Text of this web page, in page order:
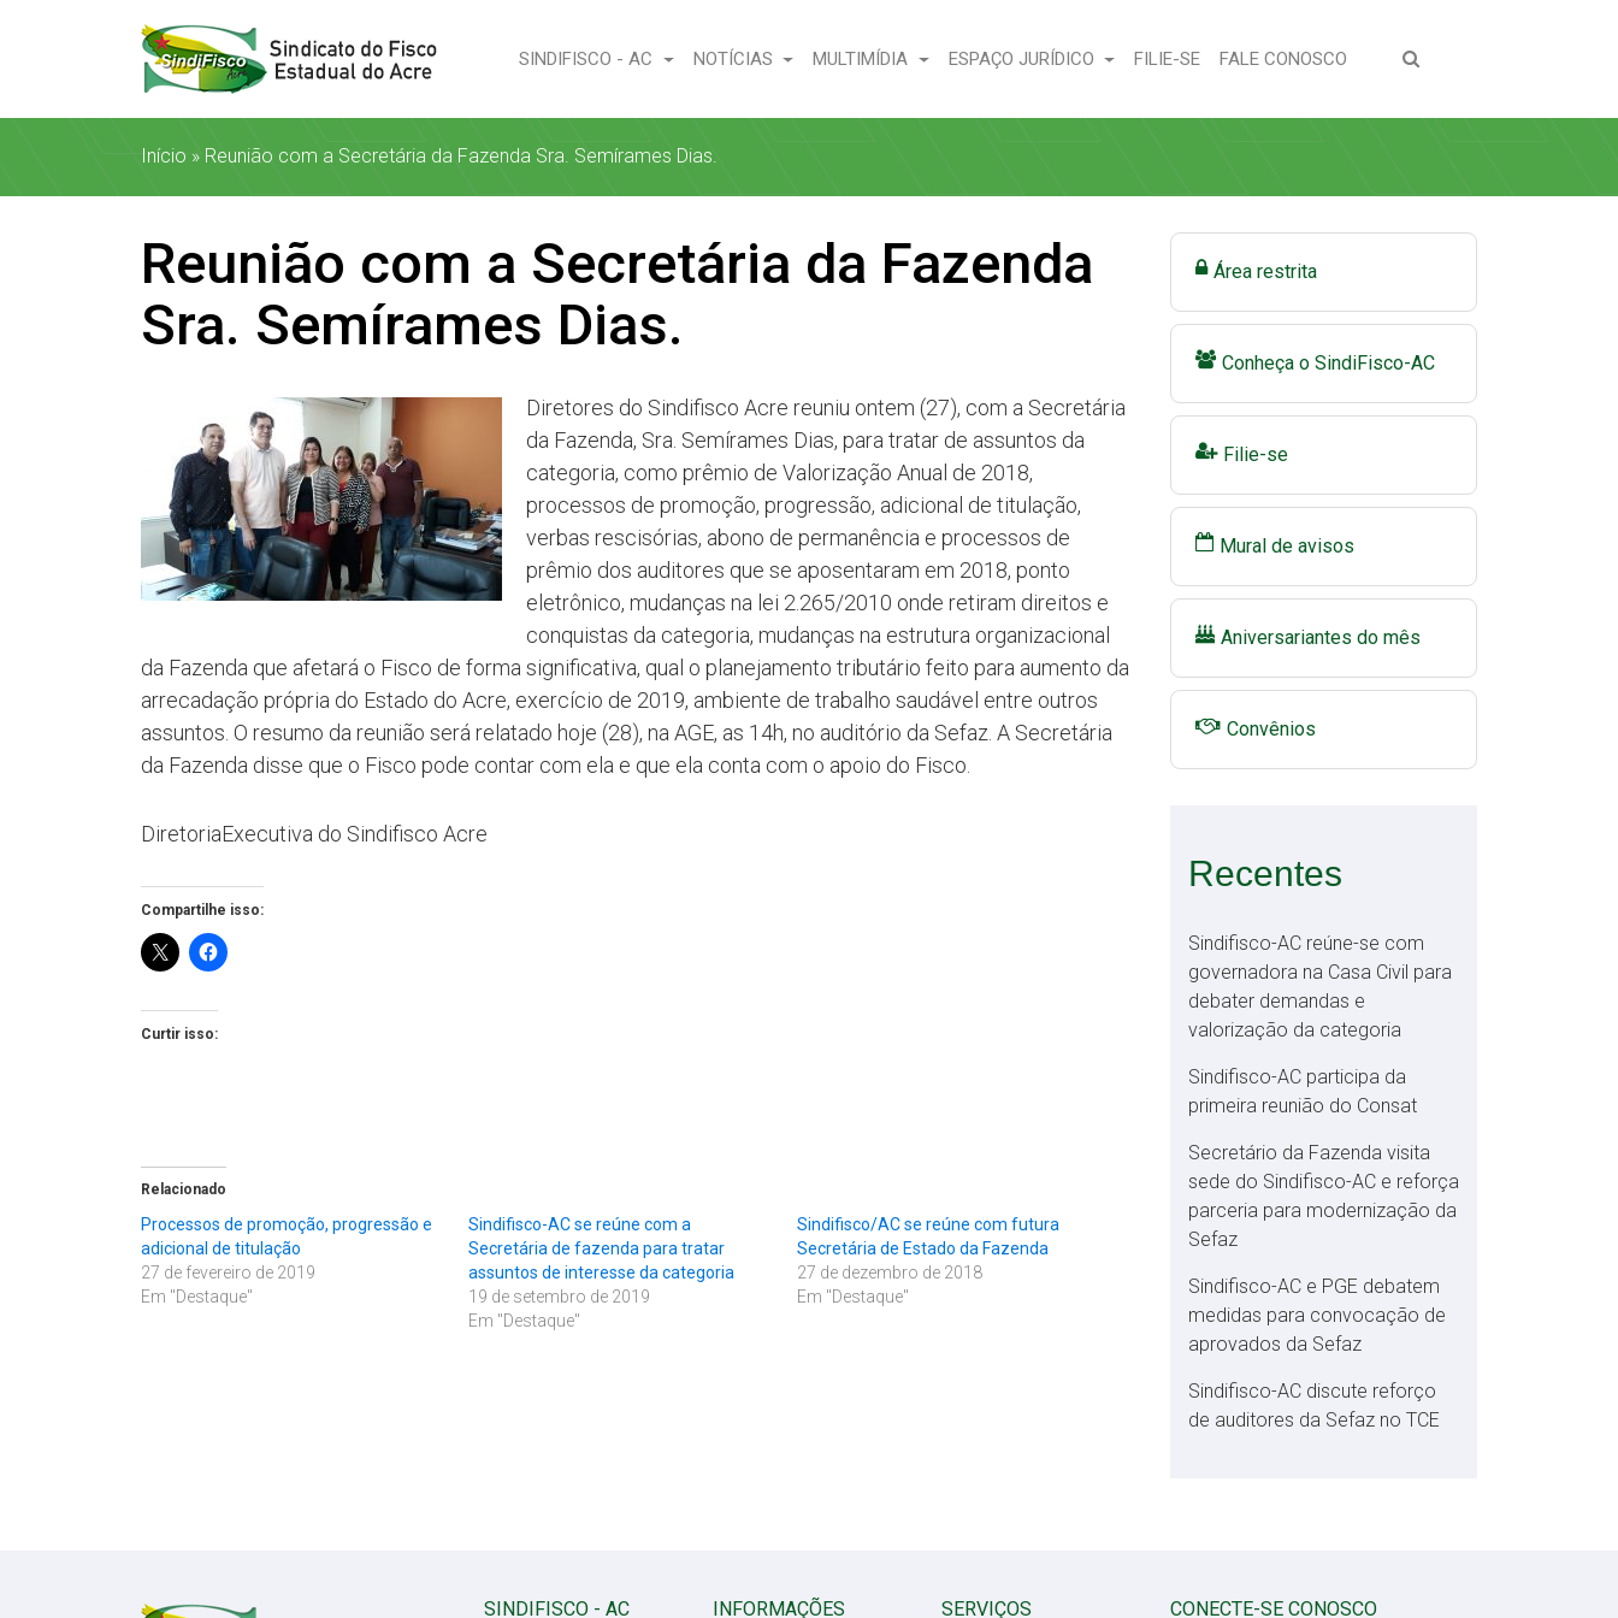
SINDIFISCO - AC NOTÍCIAS MULTIMÍDIA ESPAÇO JURÍDICO FILIE-SE(CURRENT)
FALE CONOSCO (CURRENT)
Início » Reunião com a Secretária da Fazenda Sra. Semírames Dias.
Reunião com a Secretária da Fazenda
Sra. Semírames Dias.
Diretores do Sindifisco Acre reuniu ontem (27), com a Secretária
da Fazenda, Sra. Semírames Dias, para tratar de assuntos da
categoria, como prêmio de Valorização Anual de 2018,
processos de promoção, progressão, adicional de titulação,
verbas rescisórias, abono de permanência e processos de
prêmio dos auditores que se aposentaram em 2018, ponto
eletrônico, mudanças na lei 2.265/2010 onde retiram direitos e
conquistas da categoria, mudanças na estrutura organizacional
da Fazenda que afetará o Fisco de forma significativa, qual o planejamento tributário feito para aumento da
arrecadação própria do Estado do Acre, exercício de 2019, ambiente de trabalho saudável entre outros
assuntos. O resumo da reunião será relatado hoje (28), na AGE, as 14h, no auditório da Sefaz. A Secretária
da Fazenda disse que o Fisco pode contar com ela e que ela conta com o apoio do Fisco.
DiretoriaExecutiva do Sindifisco Acre
Compartilhe isso:
Curtir isso:
Relacionado
Processos de promoção, progressão e
adicional de titulação
27 de fevereiro de 2019
Em "Destaque"
Sindifisco-AC se reúne com a
Secretária de fazenda para tratar
assuntos de interesse da categoria
19 de setembro de 2019
Em "Destaque"
Sindifisco/AC se reúne com futura
Secretária de Estado da Fazenda
27 de dezembro de 2018
Em "Destaque"
Área restrita
Conheça o SindiFisco-AC
Filie-se
Mural de avisos
Aniversariantes do mês
Convênios
Recentes
Sindifisco-AC reúne-se com
governadora na Casa Civil para
debater demandas e
valorização da categoria
Sindifisco-AC participa da
primeira reunião do Consat
Secretário da Fazenda visita
sede do Sindifisco-AC e reforça
parceria para modernização da
Sefaz
Sindifisco-AC e PGE debatem
medidas para convocação de
aprovados da Sefaz
Sindifisco-AC discute reforço
de auditores da Sefaz no TCE
SINDIFISCO - AC INFORMAÇÕES SERVIÇOS CONECTE-SE CONOSCO